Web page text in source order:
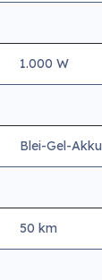
1.000 W
Blei-Gel-Akku
50 km